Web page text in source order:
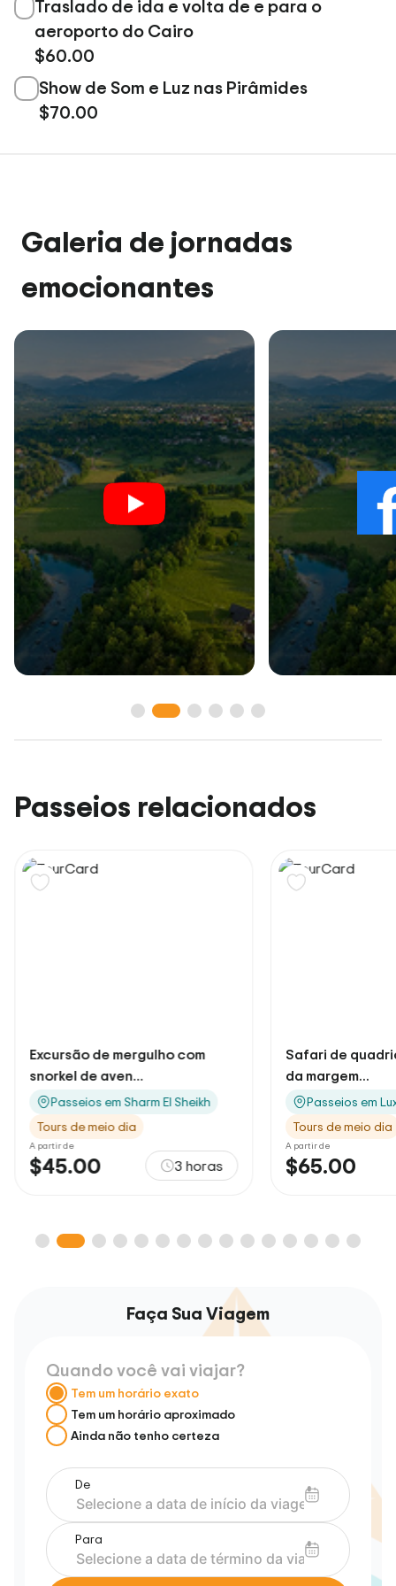
Traslado de ida e volta de e para o
aeroporto do Cairo
$60.00
Show de Som e Luz nas Pirâmides
$70.00
Galeria de jornadas
emocionantes
Passeios relacionados
Excursão de mergulho com
snorkel de aven...
Passeios em Sharm El Sheikh
Tours de meio dia
A partir de
$45.00 3 horas
Safari de
da margem...
Passeios em Luxor
Tours de meio dia
A partir de
$65.00
Faça Sua Viagem
Quando você vai viajar?
Tem um horário exato
Tem um horário aproximado
Ainda não tenho certeza
De
Para